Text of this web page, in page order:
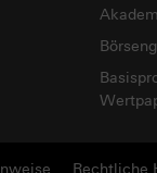
Rechtliche